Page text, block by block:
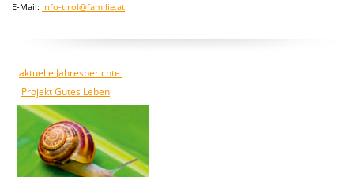
E-Mail: info-tirol@familie.at
aktuelle Jahresberichte
Projekt Gutes Leben